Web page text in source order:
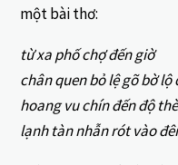
một bài thơ:
từ xa phố chợ đến giờ
chân quen bỏ lệ gõ bờ lộ
hoang vu chín đến độ
lạnh tàn nhẫn rót vào